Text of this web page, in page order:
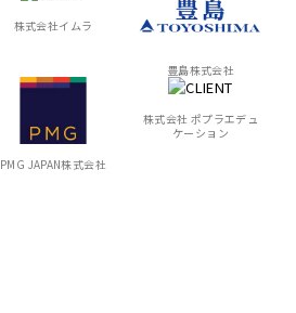
株式会社イムラ
豊島株式会社
PMG JAPAN株式会社
株式会社 ポプラエデュ
ケーション